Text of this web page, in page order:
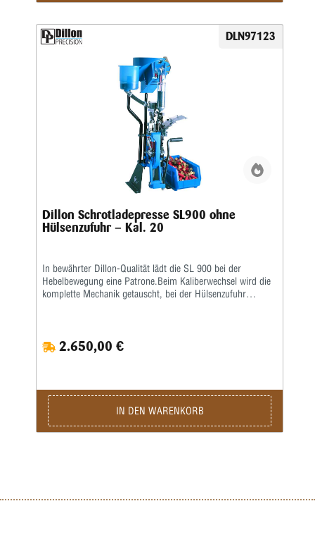
DLN97123
Dillon Schrotladepresse SL900 ohne
Hülsenzufuhr – Kal. 20
In bewährter Dillon-Qualität lädt die SL 900 bei der
Hebelbewegung eine Patrone.Beim Kaliberwechsel wird die
komplette Mechanik getauscht, bei der Hülsenzufuhr
2.650,00 €
IN DEN WARENKORB